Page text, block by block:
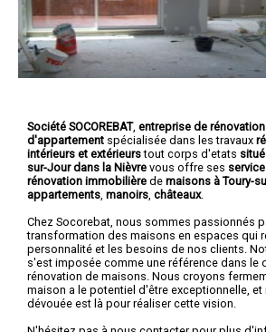
Société SOCOREBAT, entreprise de
d'appartement spécialisée dans les travaux
intérieurs et extérieurstout corps d'etats
sur-Jour dans la Nièvre vous offre ses
rénovation immobilière de maisons à Toury-
appartements manoirs châteaux.
Chez Socorebat, nous sommes passionnés
transformation des maisons en espaces qui
personnalité et les besoins de nos clients.
s'est imposée comme une référence dans le
rénovation de maisons. Nous croyons
maison a le potentiel d'être exceptionnelle, et
dévouée est là pour réaliser cette vision.